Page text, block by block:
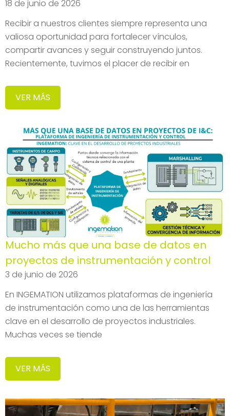
18 de junio de 2026
Recibir a nuestros clientes siempre representa una
valiosa oportunidad para fortalecer vínculos,
compartir avances y seguir construyendo juntos.
Recientemente, tuvimos el placer de recibir en
VER MÁS
Mucho más que una base de datos en
proyectos de instrumentación y control
3 de junio de 2026
En INGEMATION utilizamos plataformas de ingeniería
de instrumentación como una de las herramientas
clave en el desarrollo de proyectos industriales.
Muchas veces se tiende
VER MÁS